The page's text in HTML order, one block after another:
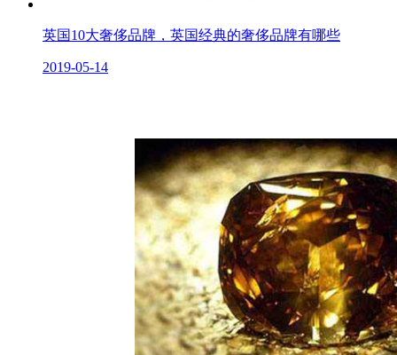
英国10大奢侈品牌，英国经典的奢侈品牌有哪些
2019-05-14